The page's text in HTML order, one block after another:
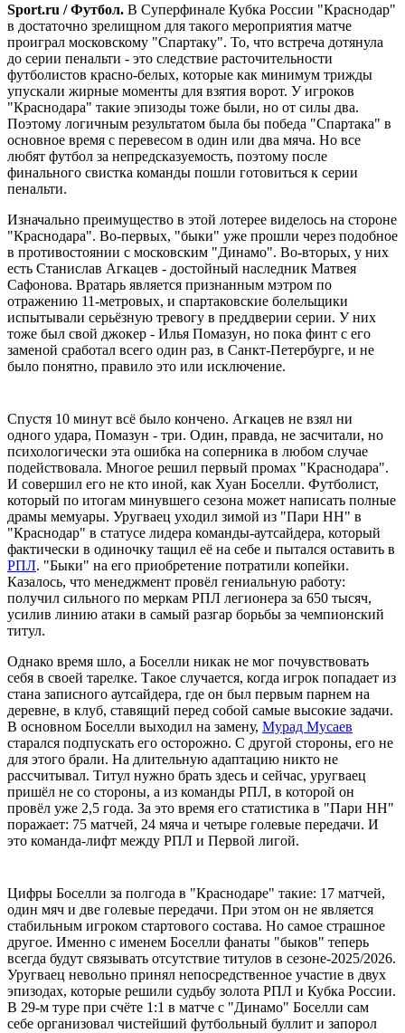
Sport.ru / Футбол. В Суперфинале Кубка России "Краснодар"
в достаточно зрелищном для такого мероприятия матче
проиграл московскому "Спартаку". То, что встреча дотянула
до серии пенальти - это следствие расточительности
футболистов красно-белых, которые как минимум трижды
упускали жирные моменты для взятия ворот. У игроков
"Краснодара" такие эпизоды тоже были, но от силы два.
Поэтому логичным результатом была бы победа "Спартака" в
основное время с перевесом в один или два мяча. Но все
любят футбол за непредсказуемость, поэтому после
финального свистка команды пошли готовиться к серии
пенальти.
Изначально преимущество в этой лотерее виделось на стороне
"Краснодара". Во-первых, "быки" уже прошли через подобное
в противостоянии с московским "Динамо". Во-вторых, у них
есть Станислав Агкацев - достойный наследник Матвея
Сафонова. Вратарь является признанным мэтром по
отражению 11-метровых, и спартаковские болельщики
испытывали серьёзную тревогу в преддверии серии. У них
тоже был свой джокер - Илья Помазун, но пока финт с его
заменой сработал всего один раз, в Санкт-Петербурге, и не
было понятно, правило это или исключение.
Спустя 10 минут всё было кончено. Агкацев не взял ни
одного удара, Помазун - три. Один, правда, не засчитали, но
психологически эта ошибка на соперника в любом случае
подействовала. Многое решил первый промах "Краснодара".
И совершил его не кто иной, как Хуан Боселли. Футболист,
который по итогам минувшего сезона может написать полные
драмы мемуары. Уругваец уходил зимой из "Пари НН" в
"Краснодар" в статусе лидера команды-аутсайдера, который
фактически в одиночку тащил её на себе и пытался оставить в
РПЛ. "Быки" на его приобретение потратили копейки.
Казалось, что менеджмент провёл гениальную работу:
получил сильного по меркам РПЛ легионера за 650 тысяч,
усилив линию атаки в самый разгар борьбы за чемпионский
титул.
Однако время шло, а Боселли никак не мог почувствовать
себя в своей тарелке. Такое случается, когда игрок попадает из
стана записного аутсайдера, где он был первым парнем на
деревне, в клуб, ставящий перед собой самые высокие задачи.
В основном Боселли выходил на замену, Мурад Мусаев
старался подпускать его осторожно. С другой стороны, его не
для этого брали. На длительную адаптацию никто не
рассчитывал. Титул нужно брать здесь и сейчас, уругваец
пришёл не со стороны, а из команды РПЛ, в которой он
провёл уже 2,5 года. За это время его статистика в "Пари НН"
поражает: 75 матчей, 24 мяча и четыре голевые передачи. И
это команда-лифт между РПЛ и Первой лигой.
Цифры Боселли за полгода в "Краснодаре" такие: 17 матчей,
один мяч и две голевые передачи. При этом он не является
стабильным игроком стартового состава. Но самое страшное
другое. Именно с именем Боселли фанаты "быков" теперь
всегда будут связывать отсутствие титулов в сезоне-2025/2026.
Уругваец невольно принял непосредственное участие в двух
эпизодах, которые решили судьбу золота РПЛ и Кубка России.
В 29-м туре при счёте 1:1 в матче с "Динамо" Боселли сам
себе организовал чистейший футбольный буллит и запорол